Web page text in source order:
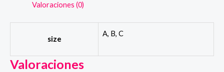
Valoraciones (0)
size
A, B, C
Valoraciones